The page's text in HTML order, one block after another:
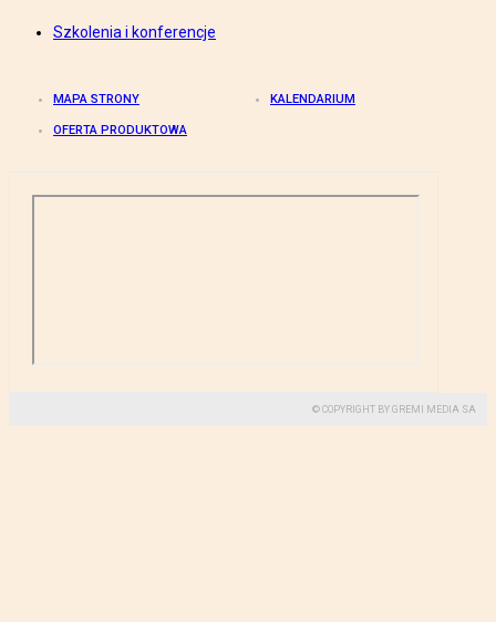
Szkolenia i konferencje
MAPA STRONY KALENDARIUM
OFERTA PRODUKTOWA
© COPYRIGHT BY GREMI MEDIA SA